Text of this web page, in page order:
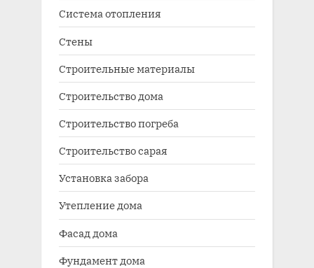
Система отопления
Стены
Строительные материалы
Строительство дома
Строительство погреба
Строительство сарая
Установка забора
Утепление дома
Фасад дома
Фундамент дома